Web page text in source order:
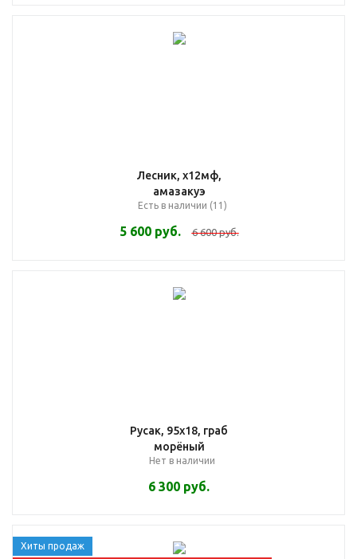
Лесник, х12мф,
амазакуэ
Есть в наличии (11)
5 600руб. 6 600руб.
Русак, 95х18, граб
морёный
Нет в наличии
6 300 руб.
Хиты продаж